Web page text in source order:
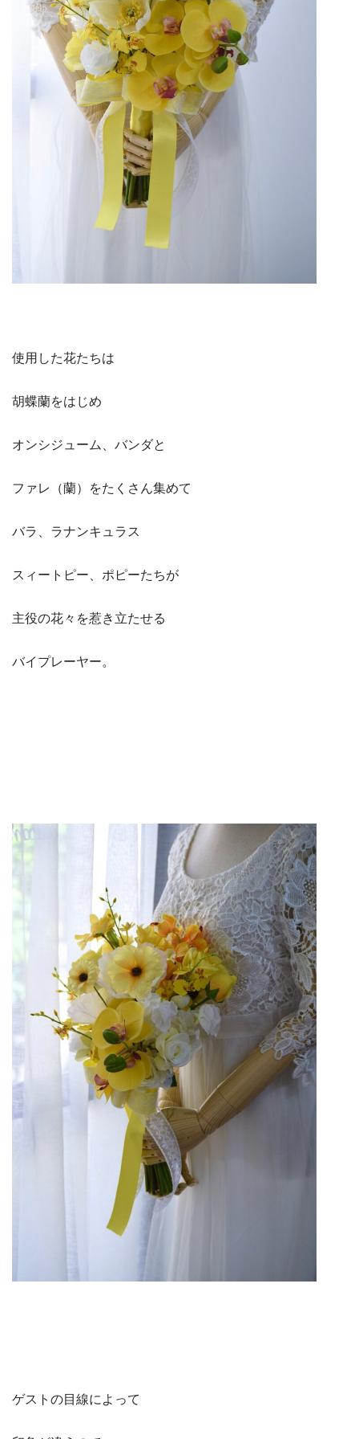
使用した花たちは
胡蝶蘭をはじめ
オンシジューム、バンダと
ファレ（蘭）をたくさん集めて
バラ、ラナンキュラス
スィートピー、ポピーたちが
主役の花々を惹き立たせる
バイプレーヤー。
ゲストの目線によって